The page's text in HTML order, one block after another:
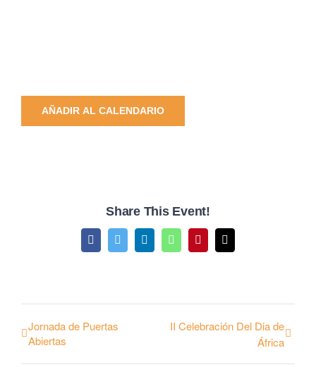
AÑADIR AL CALENDARIO
Share This Event!
FacebookTwitterLinkedInWhatsAppPinterestEmail
Jornada de Puertas
Abiertas
II Celebración Del Dia de
África